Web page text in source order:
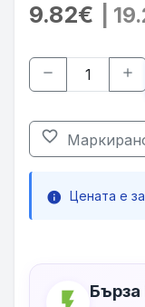
9.82€ |
remove add
favorite_border
info Цената е